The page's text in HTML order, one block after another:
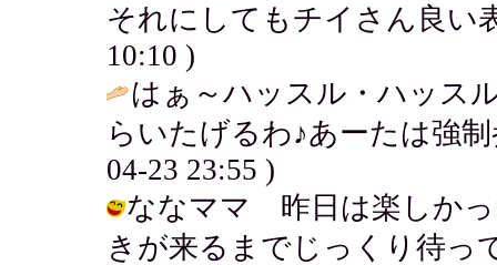
それにしてもチイさん良い
10:10 )
はぁ～ハッスル・ハッス
らいたげるわ♪あーたは強
04-23 23:55 )
ななママ 昨日は楽しかっ
きが来るまでじっくり待っ